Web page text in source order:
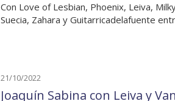
Con Love of Lesbian, Phoenix, Leiva,
Suecia, Zahara y Guitarricadelafuente
21/10/2022
Joaquín Sabina con Leiva y